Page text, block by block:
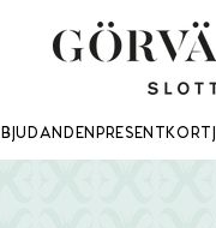
PRESENTKORT